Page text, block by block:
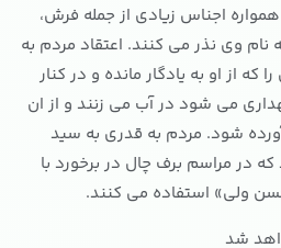
اجناس زیادی از جمله فرش،
وی نذر می کنند. اعتقاد مردم به
او به یادگار مانده و در کنار
می شود در آب می زنند و از ان
شود. مردم به قدری به سید
در مراسم برف چال در برخورد با
ولی» استفاده می کنند.
شد